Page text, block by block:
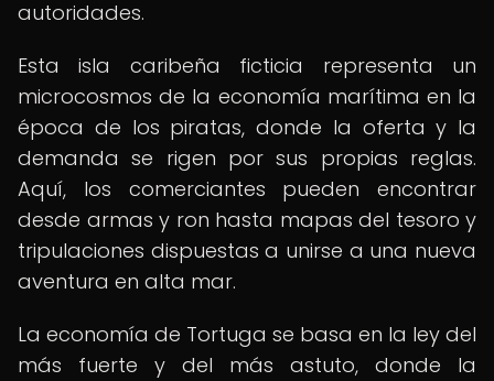
autoridades.
Esta isla caribeña ficticia representa un
microcosmos de la economía marítima en la
época de los piratas, donde la oferta y la
demanda se rigen por sus propias reglas.
Aquí, los comerciantes pueden encontrar
desde armas y ron hasta mapas del tesoro y
tripulaciones dispuestas a unirse a una nueva
aventura en alta mar.
La economía de Tortuga se basa en la ley del
más fuerte y del más astuto, donde la